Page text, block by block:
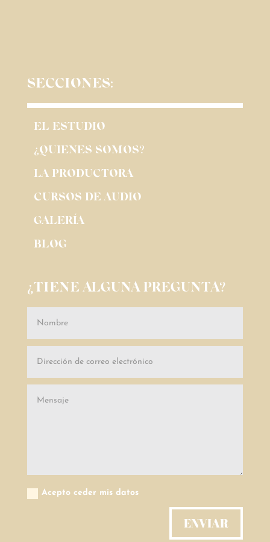
SECCIONES:
EL ESTUDIO
¿QUIENES SOMOS?
LA PRODUCTORA
CURSOS DE AUDIO
GALERÍA
BLOG
¿TIENE ALGUNA PREGUNTA?
Acepto ceder mis datos
ENVIAR